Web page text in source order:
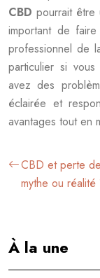
CBDpourrait
important de
professionnel de
particulier si
avez des
éclairée et
avantages tout en
CBD et perte
mythe ou réalité
À la une